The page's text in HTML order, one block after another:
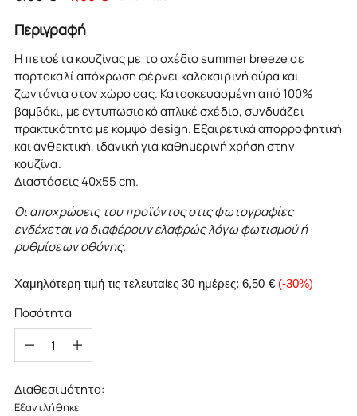
Περιγραφή
Η πετσέτα κουζίνας με το σχέδιο summer breeze σε
πορτοκαλί απόχρωση φέρνει καλοκαιρινή αύρα και
ζωντάνια στον χώρο σας. Κατασκευασμένη από 100%
βαμβάκι, με εντυπωσιακό απλικέ σχέδιο, συνδυάζει
πρακτικότητα με κομψό design. Εξαιρετικά απορροφητική
και ανθεκτική, ιδανική για καθημερινή χρήση στην
κουζίνα.
Διαστάσεις 40x55 cm.
Οι αποχρώσεις του προϊόντος στις φωτογραφίες
ενδέχεται να διαφέρουν ελαφρώς λόγω φωτισμού ή
ρυθμίσεων οθόνης.
Χαμηλότερη τιμή τις τελευταίες 30 ημέρες:6,50 € (-30%)
Ποσότητα
Ποσότητα
Διαθεσιμότητα:
Εξαντλήθηκε